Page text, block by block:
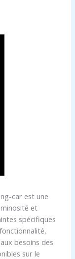
car est une
et
spécifiques
besoins des
sur le